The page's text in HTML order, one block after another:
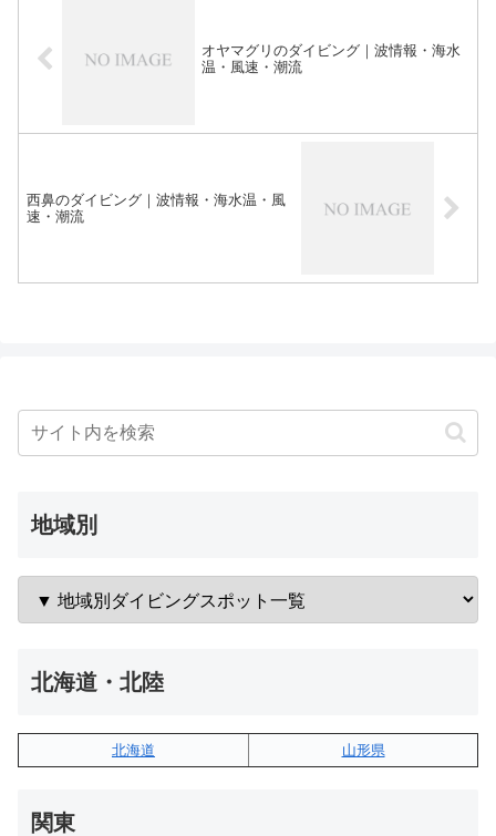
オヤマグリのダイビング｜波情報・海水
温・風速・潮流
西鼻のダイビング｜波情報・海水温・風
速・潮流
地域別
北海道・北陸
北海道 山形県
関東